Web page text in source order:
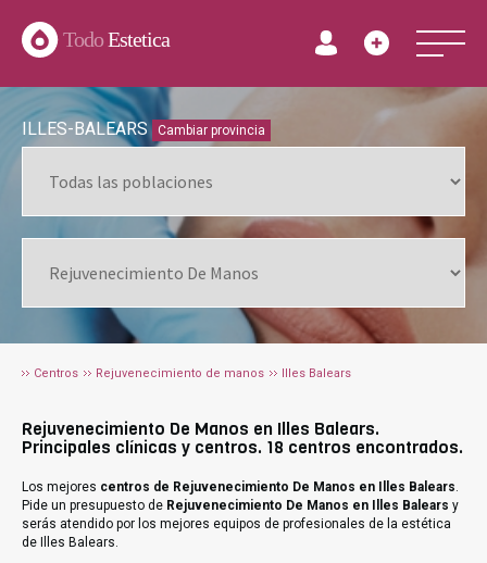
TodoEstetica
ILLES-BALEARS Cambiar provincia
Centros Rejuvenecimiento de manos Illes Balears
Rejuvenecimiento De Manos en Illes Balears.
Principales clínicas y centros. 18 centros encontrados.
Los mejores centros de Rejuvenecimiento De Manos en Illes Balears.
Pide un presupuesto de Rejuvenecimiento De Manos en Illes Balears y
serás atendido por los mejores equipos de profesionales de la estética
de Illes Balears.